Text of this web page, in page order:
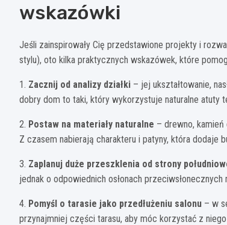
wskazówki
Jeśli zainspirowały Cię przedstawione projekty i
stylu), oto kilka praktycznych wskazówek, które
1. Zacznij od analizy działki – jej ukształtowanie,
dobry dom to taki, który wykorzystuje naturalne atuty
2. Postaw na materiały naturalne – drewno,
Z czasem nabierają charakteru i patyny, która dodaje
3. Zaplanuj duże przeszklenia od strony
jednak o odpowiednich osłonach
4. Pomyśl o tarasie jako przedłużeniu salonu – w
przynajmniej części tarasu, aby móc korzystać z